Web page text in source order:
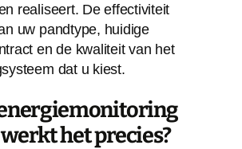
realiseert. De effectiviteit
uw pandtype, huidige
en de kwaliteit van het
dat u kiest.
het precies?